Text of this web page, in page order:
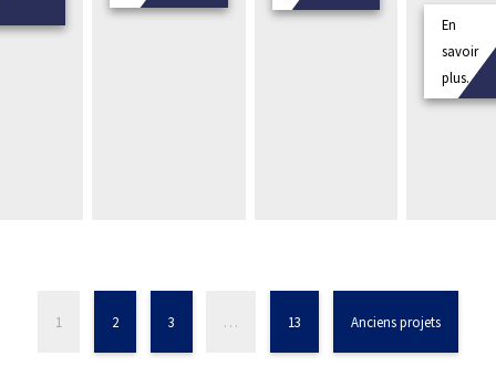
En
savoir
plus.
1 2 3 … 13 Anciens projets